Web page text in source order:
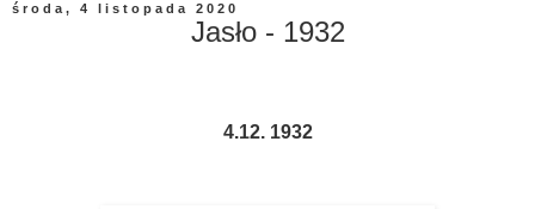
środa, 4 listopada 2020
Jasło - 1932
4.12. 1932